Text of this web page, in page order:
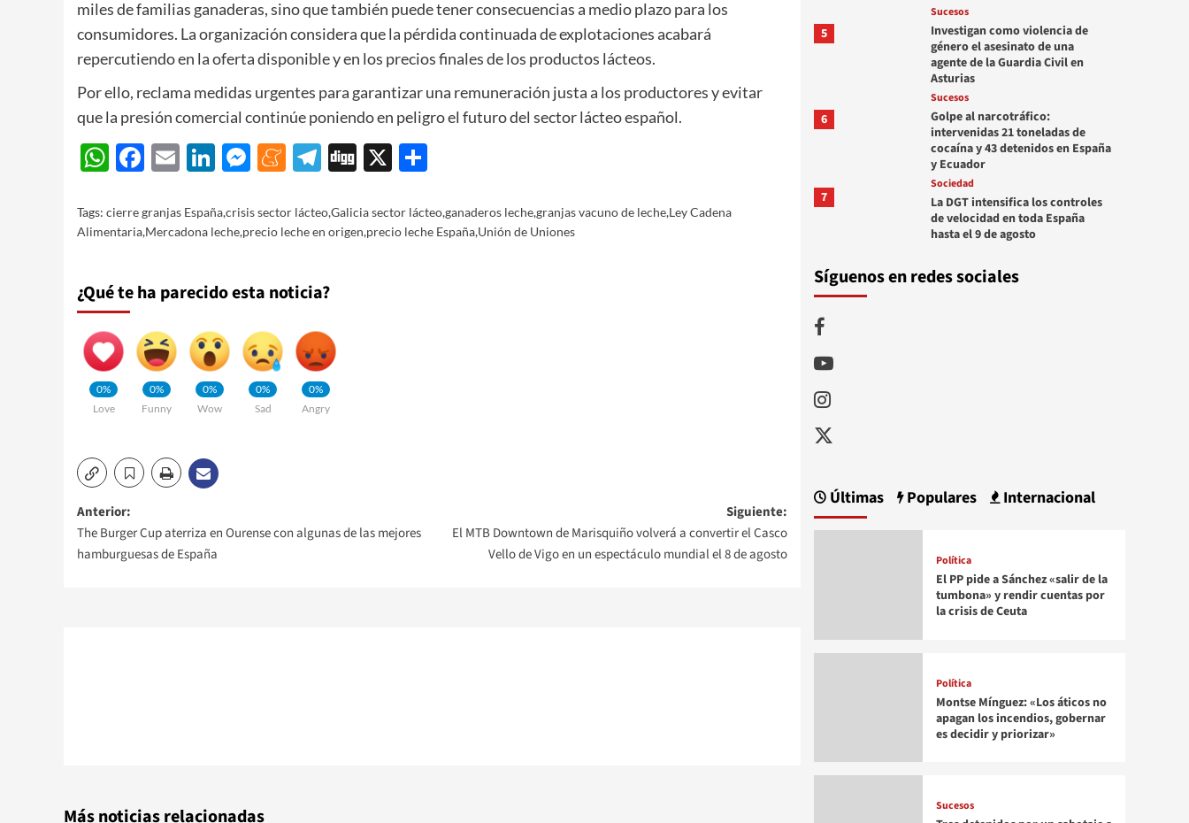
miles de familias ganaderas, sino que también puede tener consecuencias a medio plazo para los
consumidores. La organización considera que la pérdida continuada de explotaciones acabará
repercutiendo en la oferta disponible y en los precios finales de los productos lácteos.
Por ello, reclama medidas urgentes para garantizar una remuneración justa a los productores y evitar
que la presión comercial continúe poniendo en peligro el futuro del sector lácteo español.
WhatsApp
Facebook
EmailLinkedIn
Messenger
Meneame
Telegram
Digg
X
Tags: cierre granjas España,crisis sector lácteo,Galicia sector lácteo,ganaderos leche,granjas vacuno de leche,Ley Cadena
Alimentaria,Mercadona leche,precio leche en origen,precio leche España,Unión de Uniones
¿Qué te ha parecido esta noticia?
0%
Love
0%
Funny
0%
Wow
0%
Sad
0%
Angry
Navegación
de
Anterior:
The Burger Cup aterriza en Ourense con algunas de las mejores
hamburguesas de España
Siguiente:
El MTB Downtown de Marisquiño volverá a convertir el Casco
Vello de Vigo en un espectáculo mundial el 8 de agosto
Más noticias relacionadas
5
Sucesos
Investigan como violencia de
género el asesinato de una
agente de la Guardia Civil en
Asturias
6
Sucesos
Golpe al narcotráfico:
intervenidas 21 toneladas de
cocaína y 43 detenidos en España
y Ecuador
7
Sociedad
La DGT intensifica los controles
de velocidad en toda España
hasta el 9 de agosto
Síguenos en redes sociales
Facebook
Youtube
Instagram
Twitter
Últimas Populares Internacional
Política
El PP pide a Sánchez «salir de la
tumbona» y rendir cuentas por
la crisis de Ceuta
Política
Montse Mínguez: «Los áticos no
apagan los incendios, gobernar
es decidir y priorizar»
Sucesos